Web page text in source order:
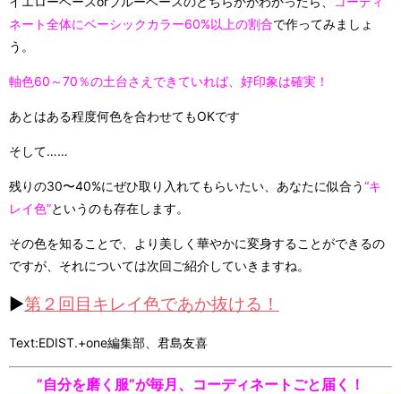
ネート全体にベーシックカラー60%以上の割合で作ってみましょ
う。
軸色60～70％の土台さえできていれば、好印象は確実！
あとはある程度何色を合わせてもOKです
そして……
残りの30〜40%にぜひ取り入れてもらいたい、あなたに似合う“キ
レイ色”というのも存在します。
その色を知ることで、より美しく華やかに変身することができるの
ですが、それについては次回ご紹介していきますね。
▶︎第２回目キレイ色であか抜ける！
Text:EDIST.+one編集部、君島友喜
”自分を磨く服”が毎月、コーディネートごと届く！